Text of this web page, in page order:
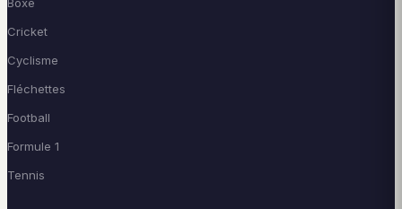
Cricket
Cyclisme
Fléchettes
Football
Formule 1
Tennis